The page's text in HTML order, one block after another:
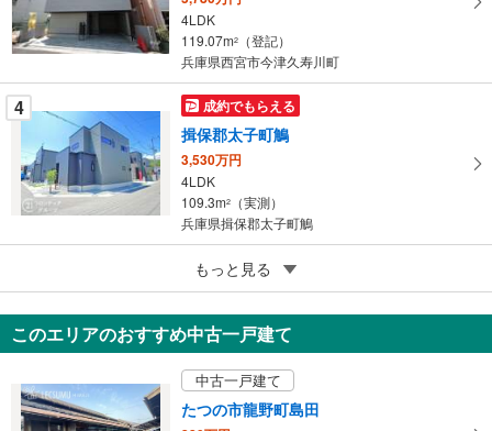
る
4LDK
119.07m2
（登記）
兵庫県西宮市今津久寿川町
4 成約でもらえる
揖保郡太子町鵤
3,530万円
4LDK
109.3m2
（実測）
兵庫県揖保郡太子町鵤
2億1,980万円
3LDK（1号地）
137.29m2
兵庫県神戸市東灘区本山北町6丁目
もっと見る
このエリアのおすすめ中古一戸建て
中古一戸建て
たつの市龍野町島田